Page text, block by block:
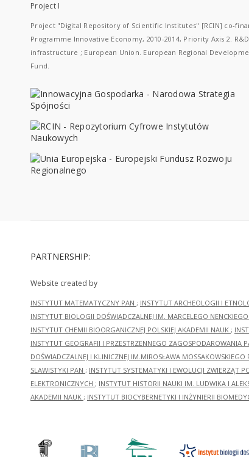
Project I
Project "Digital Repository of Scientific Institutes" [RCIN] co-
Programme Innovative Economy, 2010-2014, Priority Axis 2. R&D
infrastructure ; European Union. European Regional
Fund.
PARTNERSHIP:
Website created by
INSTYTUT MATEMATYCZNY PAN ; INSTYTUT ARCHEOLOGII I
INSTYTUT BIOLOGII DOŚWIADCZALNEJ IM. MARCELEGO
INSTYTUT CHEMII BIOORGANICZNEJ POLSKIEJ AKADEMII NAUK ;
INSTYTUT GEOGRAFII I PRZESTRZENNEGO ZAGOSPODAROWANIA
DOŚWIADCZALNEJ I KLINICZNEJ IM.MIROSŁAWA MOSSAKOWSKIEGO
SLAWISTYKI PAN ; INSTYTUT SYSTEMATYKI I EWOLUCJI ZWIERZĄT
ELEKTRONICZNYCH ; INSTYTUT HISTORII NAUKI IM. LUDWIKA I
AKADEMII NAUK ; INSTYTUT BIOCYBERNETYKI I INŻYNIERII